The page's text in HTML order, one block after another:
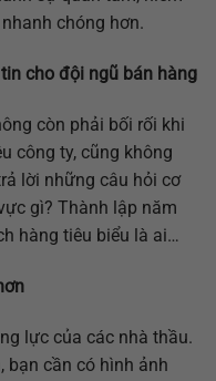
chóng hơn.
cho đội ngũ bán hàng
còn phải bối rối khi
công ty, cũng không
lời những câu hỏi cơ
gì? Thành lập năm
hàng tiêu biểu là ai…
lực của các nhà thầu.
bạn cần có hình ảnh